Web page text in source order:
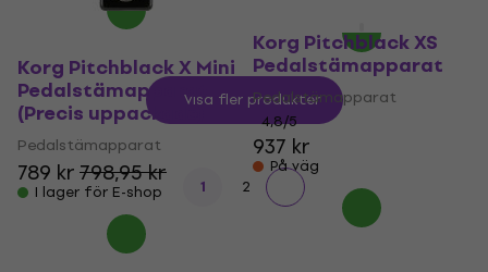
Korg Pitchblack X Mini
Pedalstämapparat
(Precis uppackade)
Pedalstämapparat
789 kr798,95 kr
I lager för E-shop
Korg Pitchblack XS
Pedalstämapparat
Pedalstämapparat
4,8/5
937 kr
På väg
Visa fler produkter
1 2